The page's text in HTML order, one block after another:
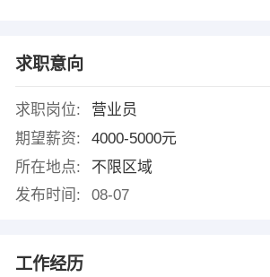
求职意向
求职岗位:
营业员
期望薪资:
4000-5000元
所在地点:
不限区域
发布时间:
08-07
工作经历